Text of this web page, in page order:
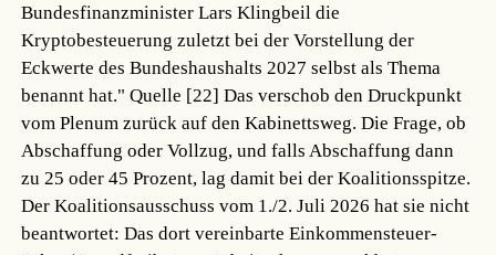
Bundesfinanzminister Lars Klingbeil die
Kryptobesteuerung zuletzt bei der Vorstellung der
Eckwerte des Bundeshaushalts 2027 selbst als Thema
benannt hat."Quelle [22] Das verschob den Druckpunkt
vom Plenum zurück auf den Kabinettsweg. Die Frage, ob
Abschaffung oder Vollzug, und falls Abschaffung dann
zu 25 oder 45 Prozent, lag damit bei der Koalitionsspitze.
Der Koalitionsausschuss vom 1./2. Juli 2026 hat sie nicht
beantwortet: Das dort vereinbarte Einkommensteuer-